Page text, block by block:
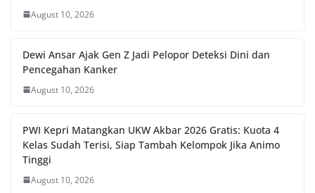
August 10, 2026
Dewi Ansar Ajak Gen Z Jadi Pelopor Deteksi Dini dan
Pencegahan Kanker
August 10, 2026
PWI Kepri Matangkan UKW Akbar 2026 Gratis: Kuota 4
Kelas Sudah Terisi, Siap Tambah Kelompok Jika Animo
Tinggi
August 10, 2026